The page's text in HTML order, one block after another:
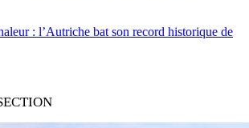
: l’Autriche bat son record historique de